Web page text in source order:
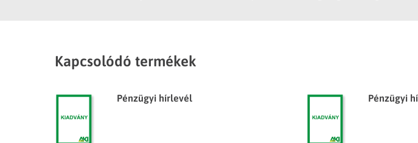
Kapcsolódó termékek
Pénzügyi hírlevél Pénzügyi